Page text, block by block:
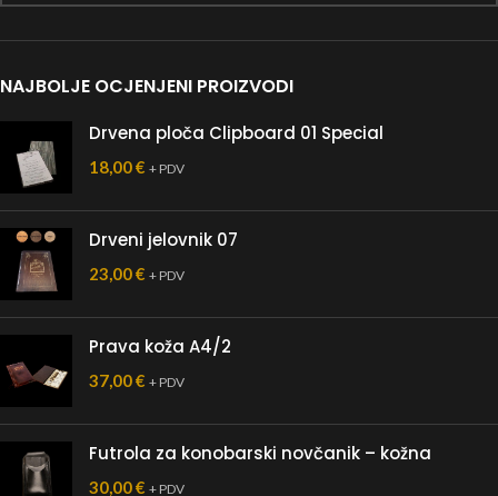
NAJBOLJE OCJENJENI PROIZVODI
Drvena ploča Clipboard 01 Special
18,00€ + PDV
Drveni jelovnik 07
23,00€ + PDV
Prava koža A4/2
37,00€ + PDV
Futrola za konobarski novčanik – kožna
30,00€ + PDV